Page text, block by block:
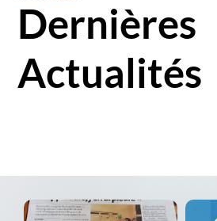
Dernières
Actualités